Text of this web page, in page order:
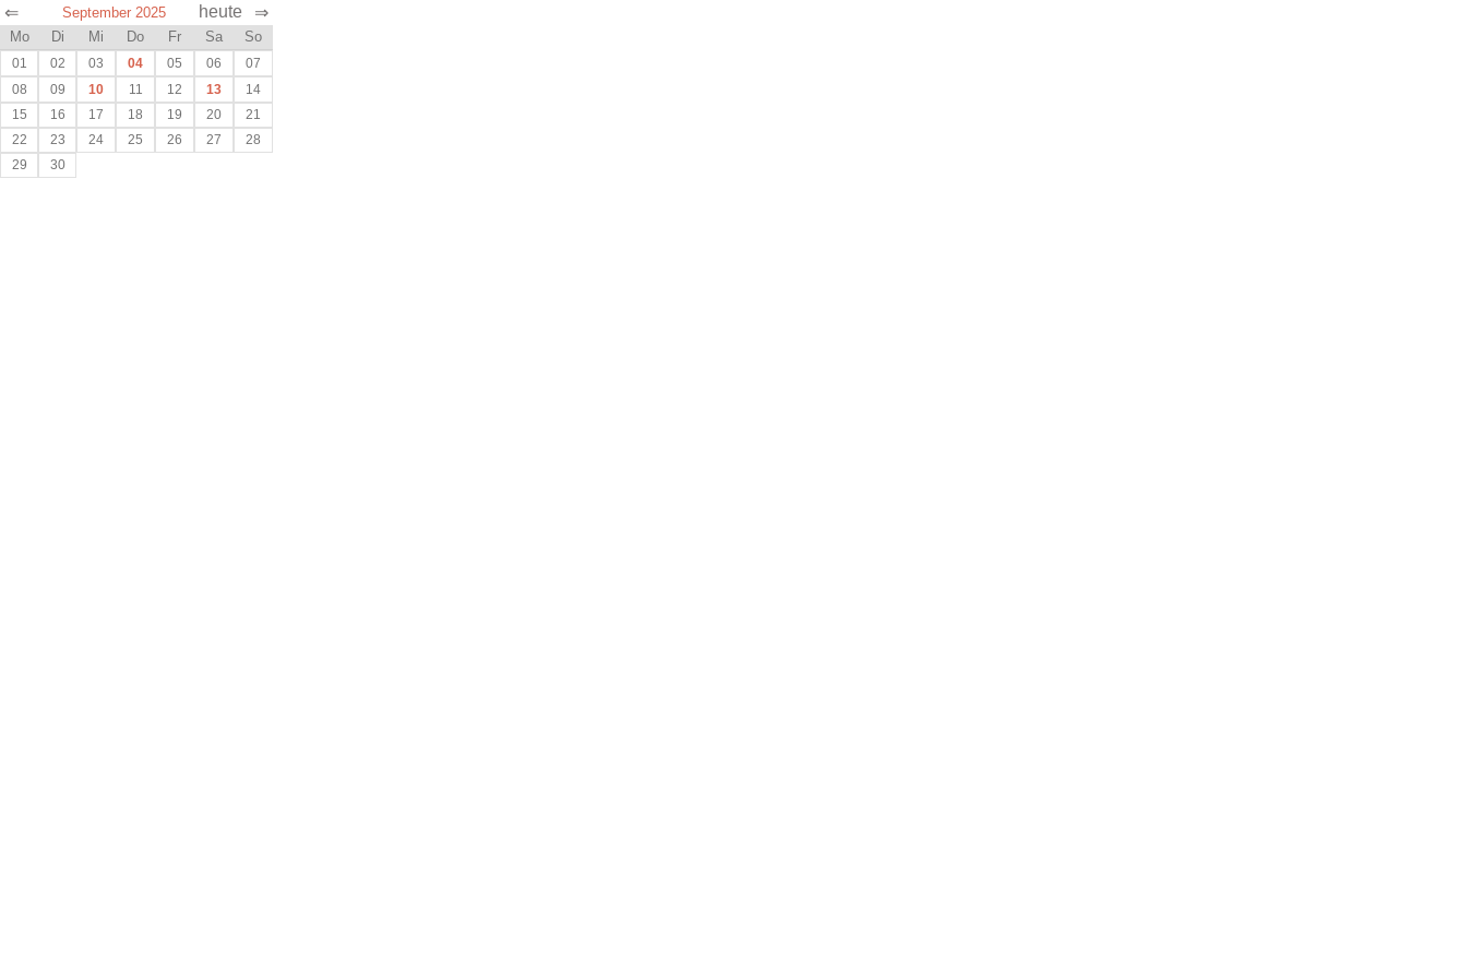
⇐ September 2025 heute ⇒
Mo Di Mi Do Fr Sa So
01 02 03 04 05 06
07
08
09 10 11 12 13
14
15
16 17 18 19 20
21
22
23 24 25 26 27
28
29
30